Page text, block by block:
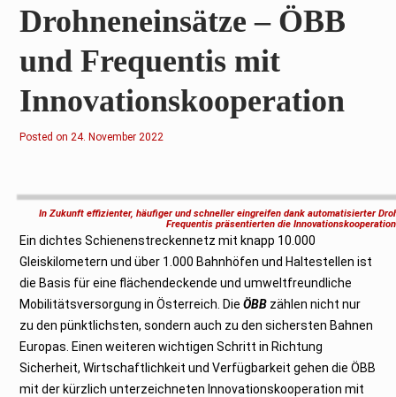
Drohneneinsätze – ÖBB
und Frequentis mit
Innovationskooperation
Posted on2
r
a
2
2
3
24. November 2022
In Zukunft effizienter, häufiger und schneller eingreifen dank automatisierter
Frequentis präsentierten die
Ein dichtes Schienenstreckennetz mit knapp 10.000
Gleiskilometern und über 1.000 Bahnhöfen und Haltestellen ist
die Basis für eine flächendeckende und umweltfreundliche
Mobilitätsversorgung in Österreich. DieÖBB zählen nicht nur
zu den pünktlichsten, sondern auch zu den sichersten Bahnen
Europas. Einen weiteren wichtigen Schritt in Richtung
Sicherheit, Wirtschaftlichkeit und Verfügbarkeit gehen die ÖBB
mit der kürzlich unterzeichneten Innovationskooperation mit